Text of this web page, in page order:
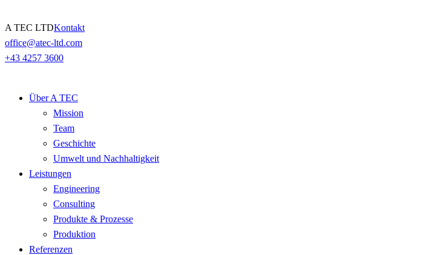
Skip
to
content
A TEC LTDKontakt
office@atec-ltd.com
+43 4257 3600
Über A TEC
Mission
Team
Geschichte
Umwelt und Nachhaltigkeit
Leistungen
Engineering
Consulting
Produkte & Prozesse
Produktion
Referenzen